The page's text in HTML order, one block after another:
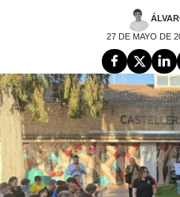
27 DE MAYO DE